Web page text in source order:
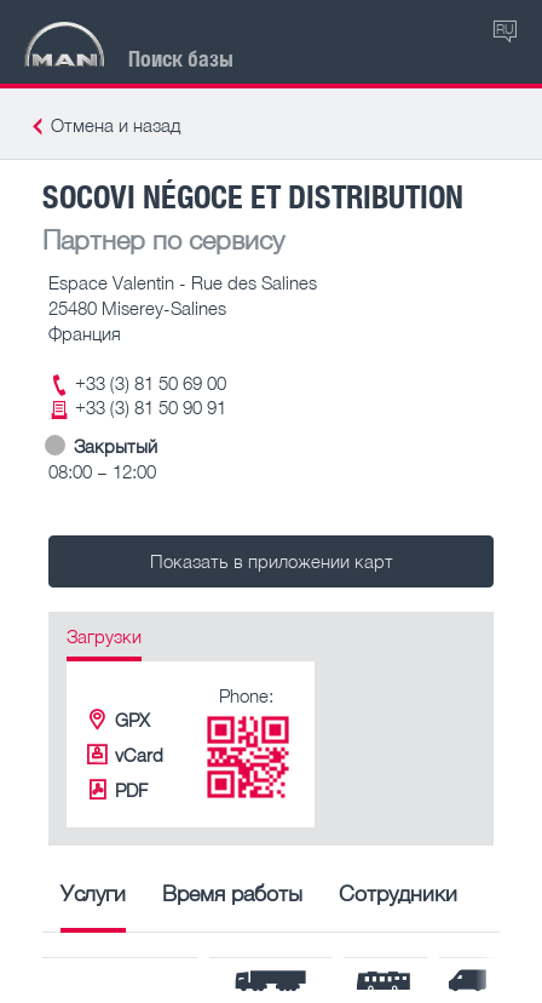
Поиск базы
RU
Отмена и назад
SOCOVI NÉGOCE ET DISTRIBUTION
Партнер по сервису
Espace Valentin - Rue des Salines
25480 Miserey-Salines
Франция
+33 (3) 81 50 69 00
+33 (3) 81 50 90 91
Закрытый
08:00 – 12:00
Показать в приложении карт
Загрузки
GPX
vCard
PDF
Phone:
Услуги Время работы Сотрудники